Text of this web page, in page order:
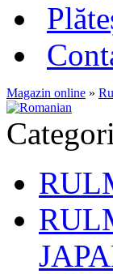
Magazin online »